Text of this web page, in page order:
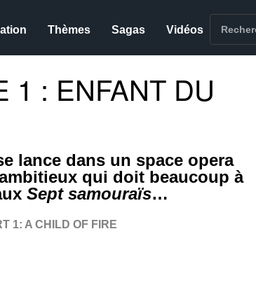
Thèmes Sagas Vidéos
1 : ENFANT DU
lance dans un space opera
qui doit beaucoup à
Sept samouraïs…
1: A CHILD OF FIRE